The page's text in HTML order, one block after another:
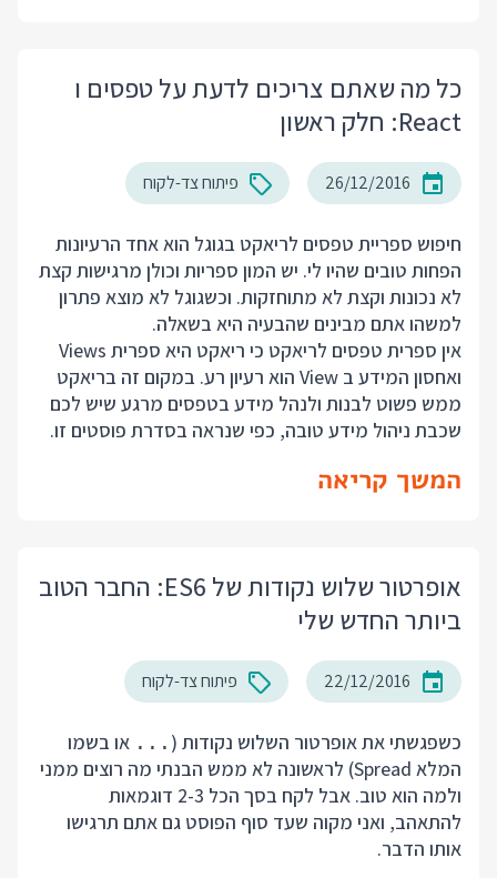
כל מה שאתם צריכים לדעת על טפסים ו
React: חלק ראשון
26/12/2016 פיתוח צד-לקוח
חיפוש ספריית טפסים לריאקט בגוגל הוא אחד הרעיונות
הפחות טובים שהיו לי. יש המון ספריות וכולן מרגישות קצת
לא נכונות וקצת לא מתוחזקות. וכשגוגל לא מוצא פתרון
למשהו אתם מבינים שהבעיה היא בשאלה.
אין ספרית טפסים לריאקט כי ריאקט היא ספרית Views
ואחסון המידע ב View הוא רעיון רע. במקום זה בריאקט
ממש פשוט לבנות ולנהל מידע בטפסים מרגע שיש לכם
שכבת ניהול מידע טובה, כפי שנראה בסדרת פוסטים זו.
המשך קריאה
אופרטור שלוש נקודות של ES6: החבר הטוב
ביותר החדש שלי
22/12/2016 פיתוח צד-לקוח
כשפגשתי את אופרטור השלוש נקודות ( ... או בשמו
המלא Spread) לראשונה לא ממש הבנתי מה רוצים ממני
ולמה הוא טוב. אבל לקח בסך הכל 2-3 דוגמאות
להתאהב, ואני מקוה שעד סוף הפוסט גם אתם תרגישו
אותו הדבר.